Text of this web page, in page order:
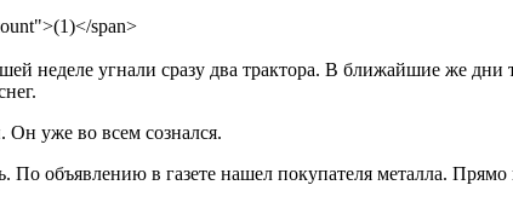
неделе угнали сразу два трактора. В ближайшие же
Он уже во всем сознался.
объявлению в газете нашел покупателя металла.